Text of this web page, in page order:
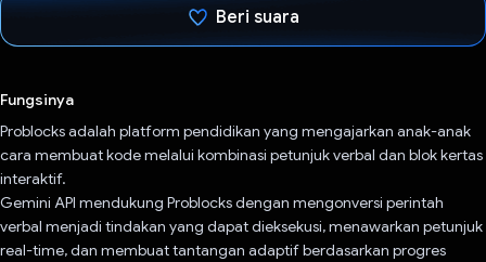
Beri suara
Fungsinya
Problocks adalah platform pendidikan yang mengajarkan anak-anak
cara membuat kode melalui kombinasi petunjuk verbal dan blok kertas
interaktif.
Gemini API mendukung Problocks dengan mengonversi perintah
verbal menjadi tindakan yang dapat dieksekusi, menawarkan petunjuk
real-time, dan membuat tantangan adaptif berdasarkan progres